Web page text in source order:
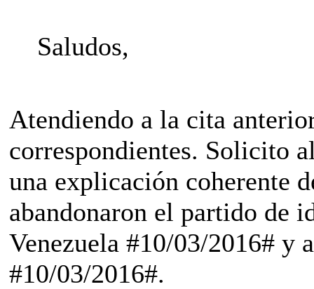
Saludos,
Atendiendo a la cita
correspondientes. Solicito
una explicación coherente
abandonaron el partido de
Venezuela #10/03/2016# y
#10/03/2016#.